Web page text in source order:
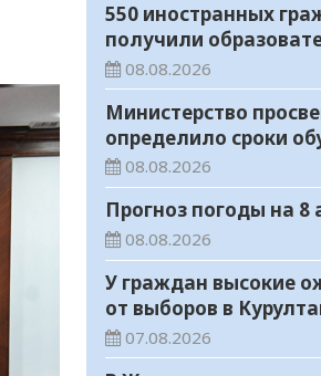
550 иностранных
получили
гранты для обучения в
Казахстане
08.08.2026
Министерство
определило сроки
каникул на 2026-2027
учебный год
08.08.2026
Прогноз погоды на 8
08.08.2026
У граждан высокие
от выборов в
опрос
07.08.2026